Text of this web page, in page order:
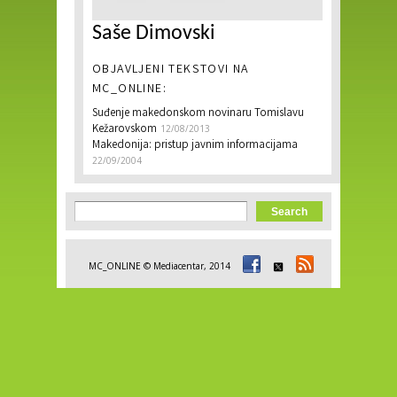
Saše Dimovski
OBJAVLJENI TEKSTOVI NA
MC_ONLINE:
Suđenje makedonskom novinaru Tomislavu
Kežarovskom 12/08/2013
Makedonija: pristup javnim informacijama
22/09/2004
Search form
Search
MC_ONLINE © Mediacentar, 2014